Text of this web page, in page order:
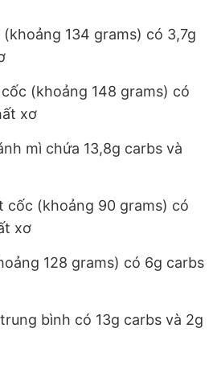
134 grams) có 3,7g
(khoảng 148 grams) có
xơ
mì chứa 13,8g carbs và
cốc (khoảng 90 grams) có
xơ
128 grams) có 6g carbs
bình có 13g carbs và 2g